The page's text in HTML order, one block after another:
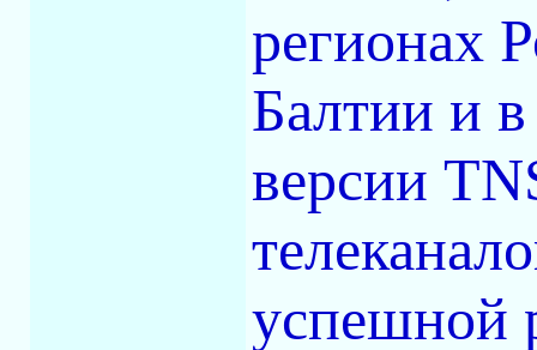
регионах
Балтии и
версии
успешной